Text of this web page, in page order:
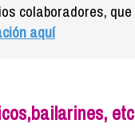
colaboradores, que
aquí
etc